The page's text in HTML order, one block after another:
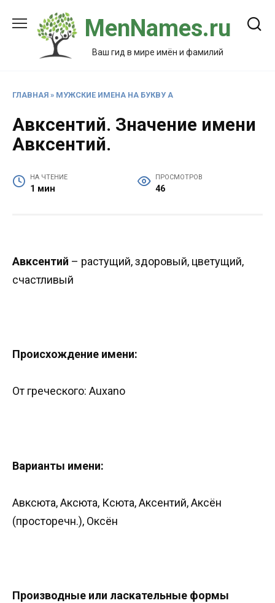
содержанию
MenNames.ru
Ваш гид в мире имён и фамилий
ГЛАВНАЯ » МУЖСКИЕ ИМЕНА НА БУКВУ А
Авксентий. Значение имени
Авксентий.
НА ЧТЕНИЕ
1 мин
ПРОСМОТРОВ
46
Авксентий – растущий, здоровый, цветущий,
счастливый
Происхождение имени:
От греческого: Auxano
Варианты имени:
Авксюта, Аксюта, Ксюта, Аксентий, Аксён
(просторечн.), Оксён
Производные или ласкательные формы